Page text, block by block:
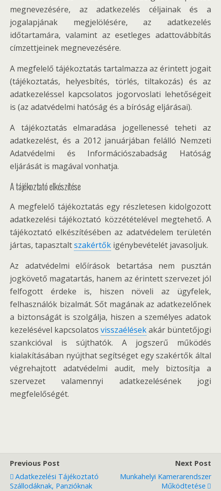
megnevezésére, az adatkezelés céljainak és a
jogalapjának megjelölésére, az adatkezelés
időtartamára, valamint az esetleges adattovábbítás
címzettjeinek megnevezésére.
A megfelelő tájékoztatás tartalmazza az érintett jogait
(tájékoztatás, helyesbítés, törlés, tiltakozás) és az
adatkezeléssel kapcsolatos jogorvoslati lehetőségeit
is (az adatvédelmi hatóság és a bíróság eljárásai).
A tájékoztatás elmaradása jogellenessé teheti az
adatkezelést, és a 2012 januárjában felálló Nemzeti
Adatvédelmi és Információszabadság Hatóság
eljárását is magával vonhatja.
A tájékoztató elkészítése
A megfelelő tájékoztatás egy részletesen kidolgozott
adatkezelési tájékoztató közzétételével megtehető. A
tájékoztató elkészítésében az adatvédelem területén
jártas, tapasztaltszakértők igénybevételét javasoljuk.
Az adatvédelmi előírások betartása nem pusztán
jogkövető magatartás, hanem az érintett szervezet jól
felfogott érdeke is, hiszen növeli az ügyfelek,
felhasználók bizalmát. Sőt magának az adatkezelőnek
a biztonságát is szolgálja, hiszen a személyes adatok
kezelésével kapcsolatos visszaélésekakár büntetőjogi
szankcióval is sújthatók. A jogszerű működés
kialakításában nyújthat segítséget egy szakértők által
végrehajtott adatvédelmi audit, mely biztosítja a
szervezet valamennyi adatkezelésének jogi
megfelelőségét.
Previous Post
Adatkezelési Tájékoztató
Szállodáknak, Panzióknak
Next Post
Munkahelyi Kamerarendszer
Működtetése